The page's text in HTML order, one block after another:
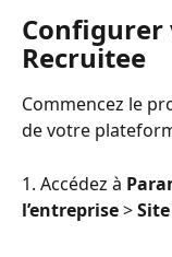
Configurer
Recruitee
Commencez le
de votre
1. Accédez à
l’entreprise >